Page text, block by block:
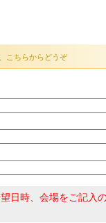
こちらからどうぞ
日時、会場をご記入